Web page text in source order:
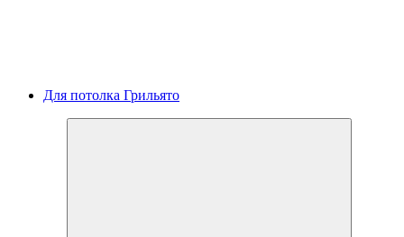
Для потолка Грильято